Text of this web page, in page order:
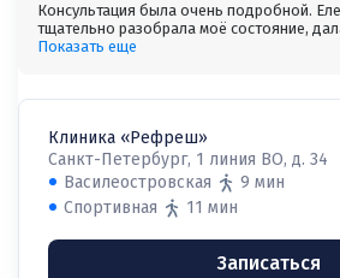
Консультация была очень подробной.
тщательно разобрала моё состояние,
Показать еще
Клиника «Рефреш»
Санкт-Петербург, 1 линия ВО, д. 34
Василеостровская
9 мин
Спортивная
11 мин
Записаться